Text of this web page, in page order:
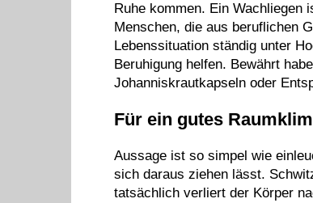
Ruhe kommen. Ein Wachliegen
Menschen, die aus beruflichen
Lebenssituation ständig unter
Beruhigung helfen. Bewährt
Johanniskrautkapseln oder
Für ein gutes
Aussage ist so simpel wie
sich daraus ziehen lässt.
tatsächlich verliert der Körper